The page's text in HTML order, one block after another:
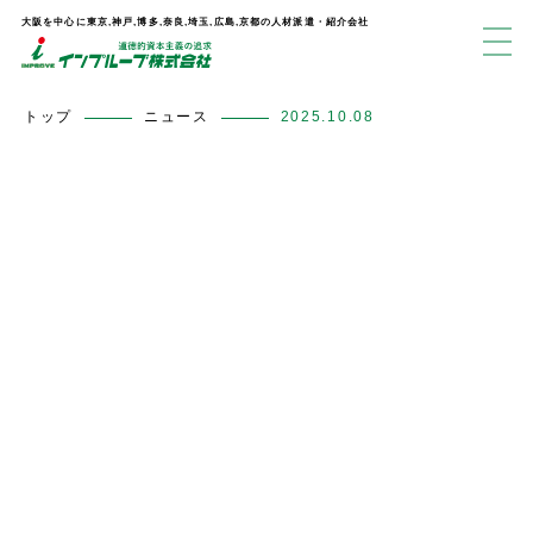
大阪を中心に東京,神戸,博多,奈良,埼玉,広島,京都の人材派遣・紹介会社
トップ ニュース 2025.10.08